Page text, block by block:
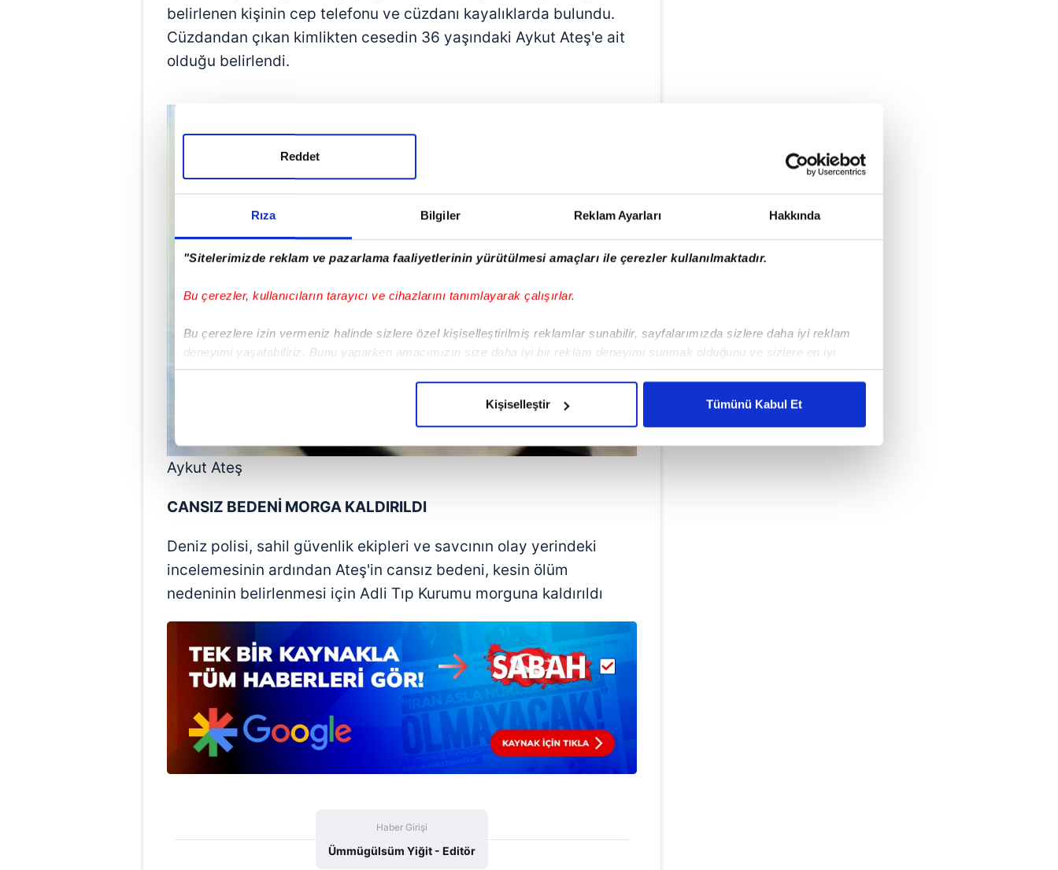
Rıza Bilgiler Reklam Ayarları Hakkında
"Sitelerimizde reklam ve pazarlama faaliyetlerinin yürütülmesi amaçları ile çerezler kullanılmaktadır.
Bu çerezler, kullanıcıların tarayıcı ve cihazlarını tanımlayarak çalışırlar.
Bu çerezlere izin vermeniz halinde sizlere özel kişiselleştirilmiş reklamlar sunabilir, sayfalarımızda sizlere daha iyi reklam
deneyimi yaşatabiliriz. Bunu yaparken amacımızın size daha iyi bir reklam deneyimi sunmak olduğunu ve sizlere en iyi
içerikleri sunabilmek adına elimizden gelen çabayı gösterdiğimizi ve bu noktada, reklamların maliyetlerimizi karşılamak
Her halükârda, kullanıcılar, bu çerezlere izin vermedikleri takdirde, kullanıcılara hedefli reklamlar gösterilmeyecektir."
Sizlere daha iyi bir hizmet sunabilmek için İnternet Sitemizde kendimize ve üçüncü kişilere ait çerezler kullanılmaktadır. Bu
amacıyla kullanılmaktadır. Diğer çerezler, sitemizin daha işlevsel kılınması ve kişiselleştirilmesi ve sizlere yönelik
butonuna tıklayabilir, Çerez Bilgilendirme Metnimizi ziyaret edebilirsiniz.
mevzuata uygun olarak kullanılan çerezlerle ilgili bilgi almak için lütfen
tıklayınız
Reddet
Kişiselleştir Tümünü Kabul Et
belirlenen kişinin cep telefonu ve cüzdanı kayalıklarda bulundu.
Cüzdandan çıkan kimlikten cesedin 36 yaşındaki Aykut Ateş'e ait
olduğu belirlendi.
Aykut Ateş
CANSIZ BEDENİ MORGA KALDIRILDI
Deniz polisi, sahil güvenlik ekipleri ve savcının olay yerindeki
incelemesinin ardından Ateş'in cansız bedeni, kesin ölüm
nedeninin belirlenmesi için Adli Tıp Kurumu morguna kaldırıldı
Haber Girişi
Ümmügülsüm Yiğit - Editör